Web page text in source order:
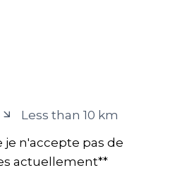
Less than 10 km
n'accepte pas de
actuellement**